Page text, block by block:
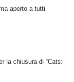
aperto a tutti
la chiusura di “Cats: